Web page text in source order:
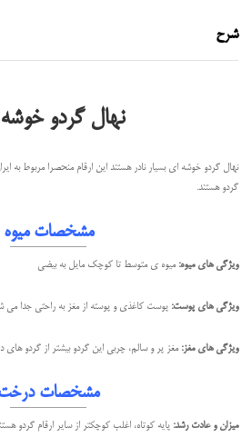
شرح
نهال گردو
نهال گردو خوشه ای بسیار نادر هستند این ارقام منحصرا مربوط به
گردو هستند.
مشخصات میوه
ویژگی های میوه: میوه ی متوسط تا کوچک مایل به بیضی
ویژگی های پوست: پوست کاغذی و پوسته از مغز به راحتی جدا می
ویژگی های مغز: مغز پر و سالم، چربی این گردو بیشتر از گردو های
مشخصات
میزان و عادت رشد: پایه کوتاه، اغلب کوچکتر از سایر ارقام گردو